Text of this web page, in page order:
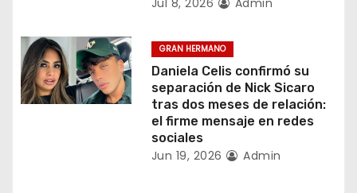
t
r
a
GRAN HERMANO
Daniela Celis confirmó su
separación de Nick Sicaro
tras dos meses de relación:
el firme mensaje en redes
sociales
Jun 19, 2026 Admin